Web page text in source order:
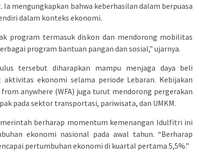
mengungkapkan bahwa keberhasilan dalam berpuasa
dalam konteks ekonomi.
program termasuk diskon dan mendorong mobilitas
program bantuan pangan dan sosial,” ujarnya.
tersebut diharapkan mampu menjaga daya beli
ekonomi selama periode Lebaran. Kebijakan
anywhere (WFA) juga turut mendorong pergerakan
pada sektor transportasi, pariwisata, dan UMKM.
berharap momentum kemenangan Idulfitri ini
ekonomi nasional pada awal tahun. “Berharap
pertumbuhan ekonomi di kuartal pertama 5,5%.”